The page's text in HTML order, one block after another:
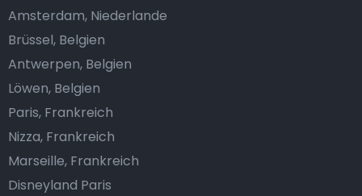
Amsterdam, Niederlande
Brüssel, Belgien
Antwerpen, Belgien
Löwen, Belgien
Paris, Frankreich
Nizza, Frankreich
Marseille, Frankreich
Disneyland Paris